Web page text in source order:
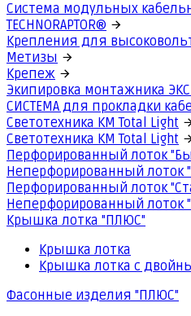
Система модульных
TECHNORAPTOR®
Крепления для
Метизы
Крепеж
Экипировка монтажника
СИСТЕМА для прокладки
Светотехника КМ Total Light
Светотехника КМ Total Light
Перфорированный лоток
Неперфорированный
Перфорированный лоток
Неперфорированный лоток
Крышка лотка "ПЛЮС"
Крышка лотка
Крышка лотка с
Фасонные изделия "ПЛЮС"